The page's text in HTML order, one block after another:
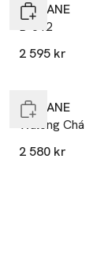
NISHANE
B-612
2 595 kr
NISHANE
Wūlóng Chá
2 580 kr